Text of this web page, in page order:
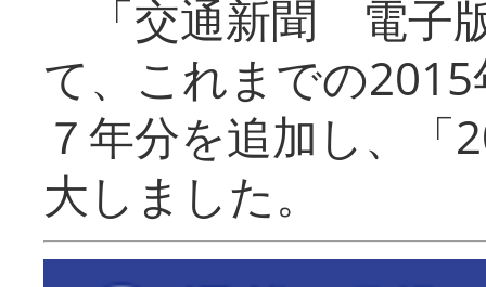
「交通新聞 電子
て、これまでの
７年分を追加し、「
大しまし